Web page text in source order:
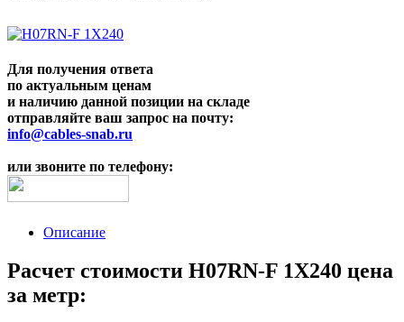
Для получения ответа
по актуальным ценам
и наличию данной позиции на складе
отправляйте ваш запрос на почту:
info@cables-snab.ru
или звоните по телефону:
Описание
Расчет стоимости H07RN-F 1X240 цена
за метр: